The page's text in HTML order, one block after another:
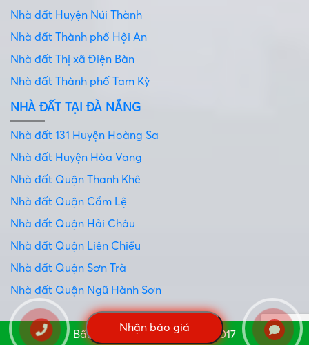
Nhà đất Huyện Núi Thành
Nhà đất Thành phố Hội An
Nhà đất Thị xã Điện Bàn
Nhà đất Thành phố Tam Kỳ
NHÀ ĐẤT TẠI ĐÀ NẴNG
Nhà đất 131 Huyện Hoàng Sa
Nhà đất Huyện Hòa Vang
Nhà đất Quận Thanh Khê
Nhà đất Quận Cẩm Lệ
Nhà đất Quận Hải Châu
Nhà đất Quận Liên Chiểu
Nhà đất Quận Sơn Trà
Nhà đất Quận Ngũ Hành Sơn
Bất động sản Miền Trung © 2017
Nhận báo giá